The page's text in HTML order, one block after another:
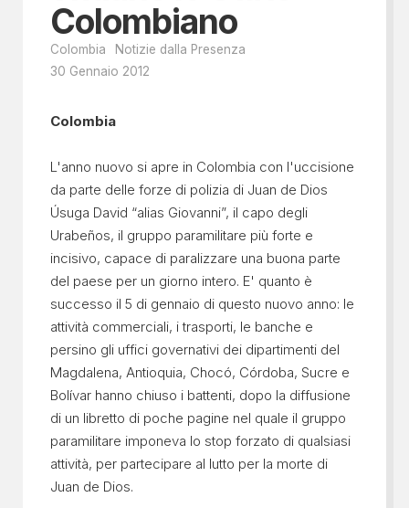
Colombiano
Colombia
Notizie dalla Presenza
30 Gennaio 2012
Colombia
L'anno nuovo si apre in Colombia con l'uccisione
da parte delle forze di polizia di Juan de Dios
Úsuga David “alias Giovanni”, il capo degli
Urabeños, il gruppo paramilitare più forte e
incisivo, capace di paralizzare una buona parte
del paese per un giorno intero. E' quanto è
successo il 5 di gennaio di questo nuovo anno: le
attività commerciali, i trasporti, le banche e
persino gli uffici governativi dei dipartimenti del
Magdalena, Antioquia, Chocó, Córdoba, Sucre e
Bolívar hanno chiuso i battenti, dopo la diffusione
di un libretto di poche pagine nel quale il gruppo
paramilitare imponeva lo stop forzato di qualsiasi
attività, per partecipare al lutto per la morte di
Juan de Dios.